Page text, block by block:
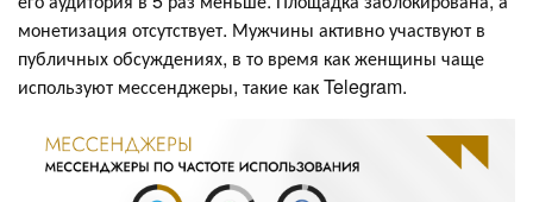
монетизация отсутствует. Мужчины активно участвуют в
публичных обсуждениях, в то время как женщины чаще
используют мессенджеры, такие как Telegram.